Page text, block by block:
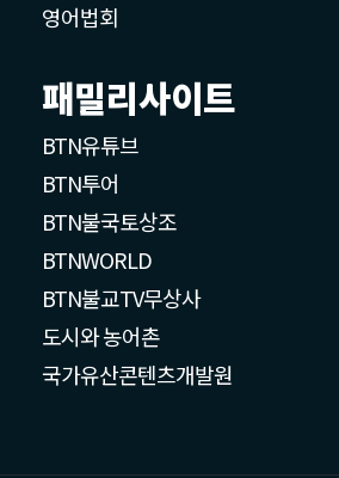
영어법회
패밀리사이트
BTN유튜브
BTN투어
BTN불국토상조
BTNWORLD
BTN불교TV무상사
도시와 농어촌
국가유산콘텐츠개발원